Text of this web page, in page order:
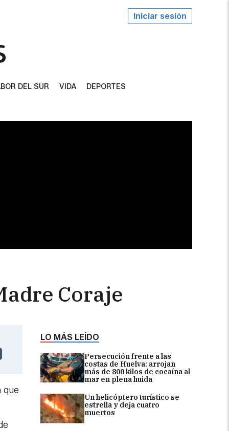
Iniciar sesión
DEL SUR VIDA DEPORTES
Coraje
LO MÁS LEÍDO
Persecución frente a las
costas de Huelva: arrojan
más de 800 kilos de cocaína al
mar en plena huida
Un helicóptero turístico se
estrella y deja cuatro
muertos
que